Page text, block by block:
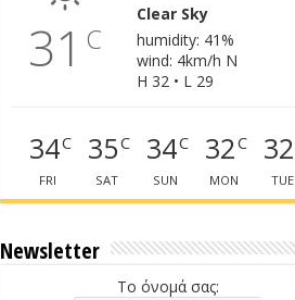
31 C
Clear Sky
humidity: 41%
wind: 4km/h N
H 32 • L 29
34C
FRI
35C
SAT
34C
SUN
32C
MON
32
TUE
Newsletter
Το όνομά σας: